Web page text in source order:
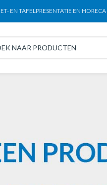
EN TAFELPRESENTATIE EN